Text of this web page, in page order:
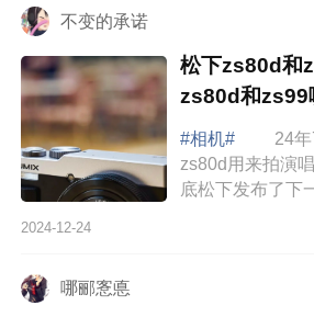
不变的承诺
松下zs80d和
zs80d和zs99
#相机#
24年7
zs80d用来拍演
底松下发布了下
新发布的
2024-12-24
哪郦愙悳